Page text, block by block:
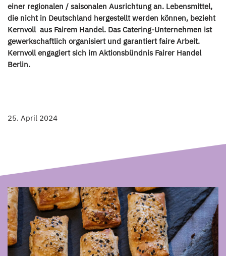
einer regionalen / saisonalen Ausrichtung an. Lebensmittel,
die nicht in Deutschland hergestellt werden können, bezieht
Kernvoll aus Fairem Handel. Das Catering-Unternehmen ist
gewerkschaftlich organisiert und garantiert faire Arbeit.
Kernvoll engagiert sich im Aktionsbündnis Fairer Handel
Berlin.
25. April 2024